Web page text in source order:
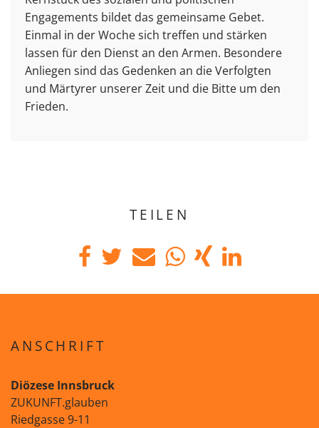
Engagements bildet das gemeinsame Gebet.
Einmal in der Woche sich treffen und stärken
lassen für den Dienst an den Armen. Besondere
Anliegen sind das Gedenken an die Verfolgten
und Märtyrer unserer Zeit und die Bitte um den
Frieden.
TEILEN
ANSCHRIFT
Diözese Innsbruck
ZUKUNFT.glauben
Riedgasse 9-11